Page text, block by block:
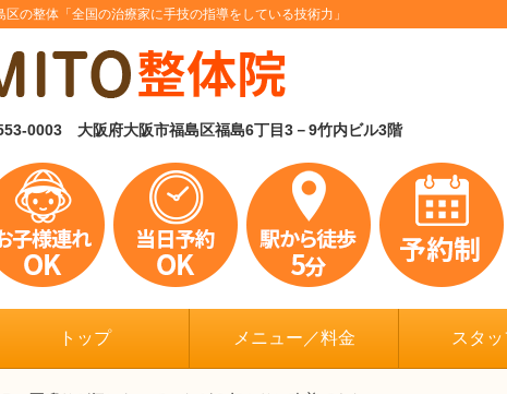
区の整体「全国の治療家に手技の指導をしている技術力」
0003 大阪府大阪市福島区福島6丁目3－9竹内ビル3階
トップ メニュー／料金 スタ